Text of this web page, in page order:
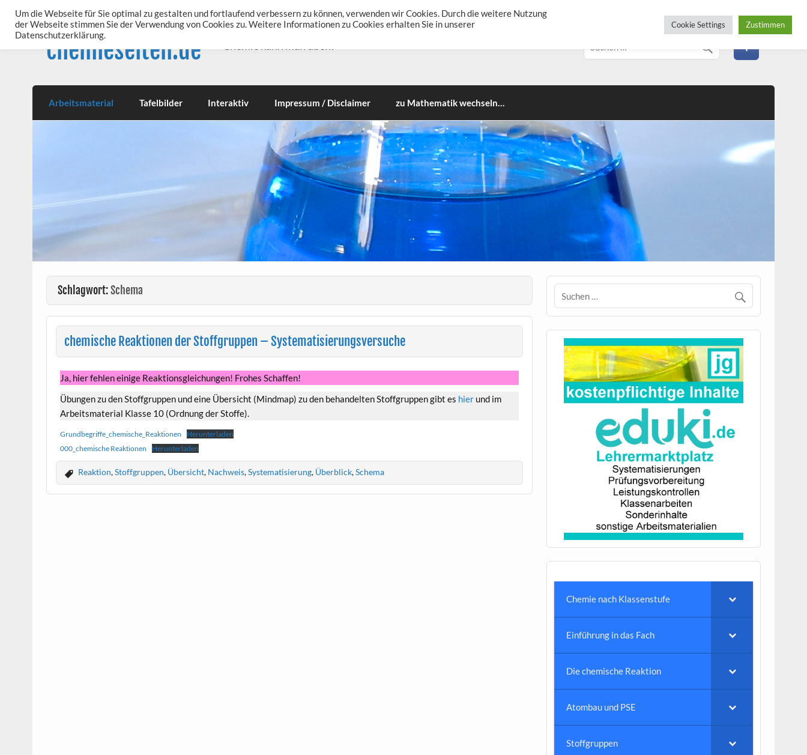
content
chemieseiten.de
Arbeitsmaterial Tafelbilder Interaktiv Impressum / Disclaimer zu Mathematik wechseln…
Schlagwort:Schema
chemische Reaktionen der Stoffgruppen – Systematisierungsversuche
Ja, hier fehlen einige Reaktionsgleichungen! Frohes Schaffen!
Übungen zu den Stoffgruppen und eine Übersicht (Mindmap) zu den behandelten Stoffgruppen gibt es hier und im
Arbeitsmaterial Klasse 10 (Ordnung der Stoffe).
Grundbegriffe_chemische_Reaktionen
Herunterladen
000_chemische Reaktionen
Herunterladen
Reaktion,Stoffgruppen, Übersicht, Nachweis,Systematisierung, Überblick,Schema
Chemie nach Klassenstufe
Einführung in das Fach
Die chemische Reaktion
Atombau und PSE
Stoffgruppen
Um die Webseite für Sie optimal zu gestalten und fortlaufend verbessern zu können, verwenden wir Cookies. Durch die weitere Nutzung
der Webseite stimmen Sie der Verwendung von Cookies zu. Weitere Informationen zu Cookies erhalten Sie in unserer
Datenschutzerklärung.
Cookie Settings Zustimmen